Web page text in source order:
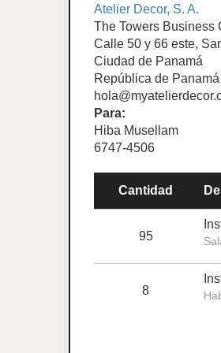
Atelier Decor, S. A.
The Towers Business
Calle 50 y 66 este,
Ciudad de Panamá
República de Panamá
Para:
Hiba Musellam
6747-4506
Cantidad
95
8